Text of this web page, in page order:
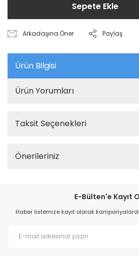
Sepete Ekle
Arkadaşına Öner Paylaş
Ürün Bilgisi
Ürün Yorumları
Taksit Seçenekleri
Önerileriniz
E-Bülten'e Kayıt
Haber listemize kayıt olarak